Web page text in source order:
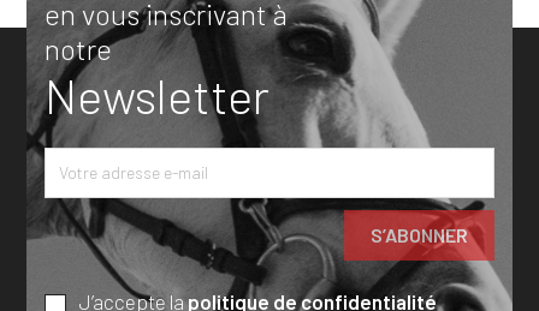
en vous inscrivant à
notre
Newsletter
J’accepte lapolitique de confidentialité